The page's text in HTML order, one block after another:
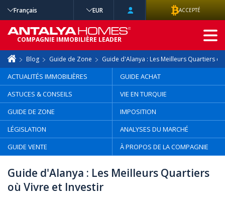
Blog Guide de Zone Guide d'Alanya : Les Meilleurs Quartiers
ACTUALITÉS IMMOBILIÈRES
GUIDE ACHAT
ASTUCES & CONSEILS
VIE EN TURQUIE
GUIDE DE ZONE
IMPOSITION
LÉGISLATION
ANALYSES DU MARCHÉ
GUIDE VENTE
À PROPOS DE LA COMPAGNIE
Guide d'Alanya : Les Meilleurs Quartiers
où Vivre et Investir
Français EUR ACCEPTÉ
COMPAGNIE IMMOBILIÈRE LEADER
RECHERCHE
AVANCÉE